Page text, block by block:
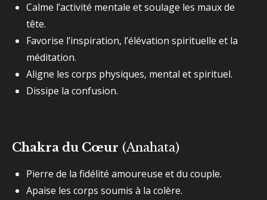
Calme l’activité mentale et soulage les maux de
tête.
Favorise l’inspiration, l’élévation spirituelle et la
méditation.
Aligne les corps physiques, mental et spirituel.
Dissipe la confusion.
Chakra du Cœur (Anahata)
Pierre de la fidélité amoureuse et du couple.
Apaise les corps soumis à la colère.